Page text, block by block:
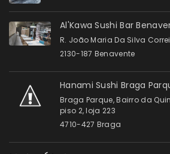
Al'Kawa Sushi Bar
R. João Maria Da Silva
2130-187 Benavente
Hanami Sushi Braga
Braga Parque, Bairro da
piso 2, loja 223
4710-427 Braga